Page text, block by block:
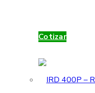
Cotizar